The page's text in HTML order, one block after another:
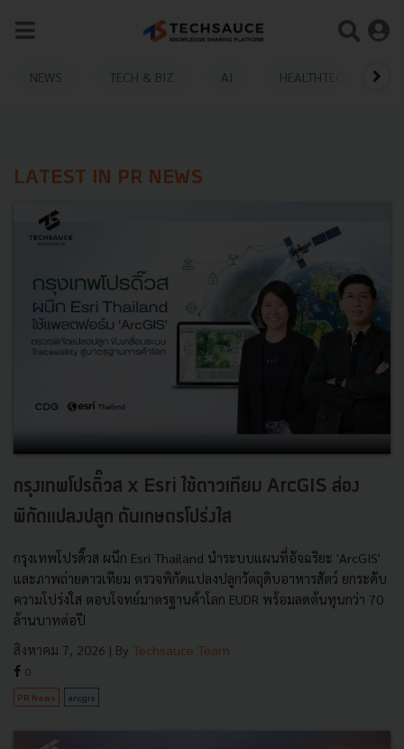
NEWS TECH & BIZ AI HEALTHTECH
LATEST IN PR NEWS
กรุงเทพโปรดิ๊วส x Esri ใช้ดาวเทียม ArcGIS ส่อง
พิกัดแปลงปลูก ดันเกษตรโปร่งใส
กรุงเทพโปรดิ๊วส ผนึก Esri Thailand นำระบบแผนที่อัจฉริยะ 'ArcGIS'
และภาพถ่ายดาวเทียม ตรวจพิกัดแปลงปลูกวัตถุดิบอาหารสัตว์ ยกระดับ
ความโปร่งใส ตอบโจทย์มาตรฐานค้าโลก EUDR พร้อมลดต้นทุนกว่า 70
ล้านบาทต่อปี
สิงหาคม 7, 2026 | By Techsauce Team
0
PR News arcgis